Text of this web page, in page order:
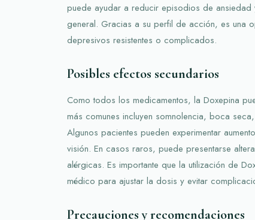
puede ayudar a reducir episodios de
general. Gracias a su perfil de acción, es una
depresivos resistentes o complicados.
Posibles efectos secundarios
Como todos los medicamentos, la Doxepina
más comunes incluyen somnolencia, boca
Algunos pacientes pueden experimentar
visión. En casos raros, puede presentarse
alérgicas. Es importante que la utilización de
médico para ajustar la dosis y evitar
Precauciones y recomendaciones